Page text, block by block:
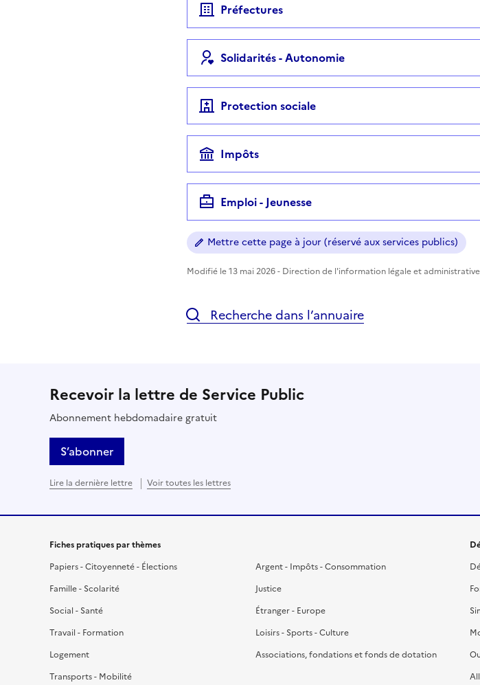
Préfectures
Solidarités - Autonomie
Protection sociale
Impôts
Emploi - Jeunesse
Mettre cette page à jour (réservé aux services publics)
Modifié le 13 mai 2026 - Direction de l'information légale et
Recherche dans l’annuaire
Recevoir la lettre de Service Public
Abonnement hebdomadaire gratuit
S’abonner
Lire la dernière lettre Voir toutes les lettres
Fiches pratiques par thèmes
Papiers - Citoyenneté - Élections
Famille - Scolarité
Social - Santé
Travail - Formation
Logement
Transports - Mobilité
Argent - Impôts - Consommation
Justice
Étranger - Europe
Loisirs - Sports - Culture
Associations, fondations et fonds de dotation